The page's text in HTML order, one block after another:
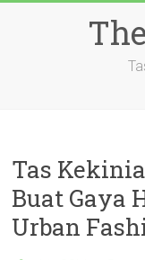
Tas
Buat Gaya
Urban